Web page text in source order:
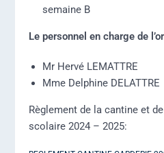
semaine B
Le personnel en charge de
Mr Hervé LEMATTRE
Mme Delphine DELATTRE
Règlement de la cantine et
scolaire 2024 – 2025: